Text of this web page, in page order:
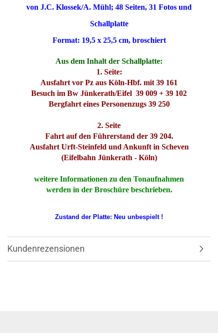
von J.C. Klossek/A. Mühl; 48 Seiten, 31 Fotos und
Schallplatte
Format: 19,5 x 25,5 cm, broschiert
Aus dem Inhalt der Schallplatte:
1. Seite:
Ausfahrt vor Pz aus Köln-Hbf. mit 39 161
Besuch im Bw Jünkerath/Eifel 39 009 + 39 102
Bergfahrt eines Personenzugs 39 250
2. Seite
Fahrt auf den Führerstand der 39 204.
Ausfahrt Urft-Steinfeld und Ankunft in Scheven
(Eifelbahn Jünkerath - Köln)
weitere Informationen zu den Tonaufnahmen
werden in der Broschüre beschrieben.
Zustand der Platte: Neu unbespielt !
Kundenrezensionen